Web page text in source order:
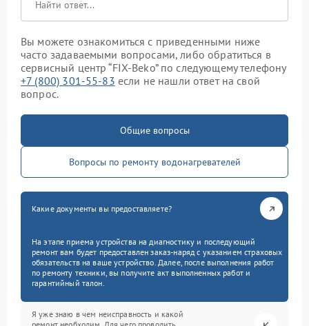
Вы можете ознакомиться с приведенными ниже
часто задаваемыми вопросами, либо обратиться в
сервисный центр “FIX-Beko” по следующему телефону
+7 (800) 301-55-83 если не нашли ответ на свой
вопрос.
Общие вопросы
Вопросы по ремонту водонагревателей
Какие документы вы предоставляете?
На этапе приема устройства на диагностику и последующий
ремонт вам будет предоставлен заказ-наряд с указанием страховых
обязательств на ваше устройство. Далее, после выполнения работ
по ремонту техники, вы получите акт выполненных работ и
гарантийный талон.
Я уже знаю в чем неисправность и какой